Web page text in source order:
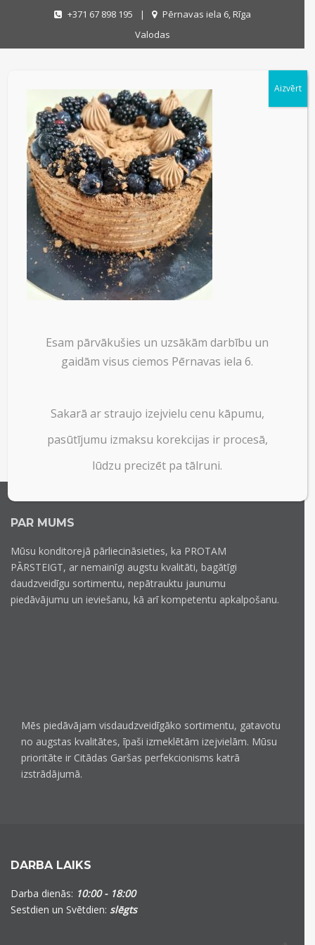
+371 67 898 195 |
Pērnavas iela 6, Rīga
Valodas
PAR MUMS
Mūsu konditorejā pārliecināsieties, ka PROTAM
PĀRSTEIGT, ar nemainīgi augstu kvalitāti, bagātīgi
daudzveidīgu sortimentu, nepātrauktu jaunumu
piedāvājumu un ieviešanu, kā arī kompetentu apkalpošanu.
Mēs piedāvājam visdaudzveidīgāko sortimentu, gatavotu
no augstas kvalitātes, īpaši izmeklētām izejvielām. Mūsu
prioritāte ir Citādas Garšas perfekcionisms katrā
izstrādājumā.
DARBA LAIKS
Darba dienās: 10:00 - 18:00
Sestdien un Svētdien: slēgts
Esam pārvākušies un uzsākām darbību un
gaidām visus ciemos Pērnavas iela 6.
Sakarā ar straujo izejvielu cenu kāpumu,
pasūtījumu izmaksu korekcijas ir procesā,
lūdzu precizēt pa tālruni.
Aizvērt